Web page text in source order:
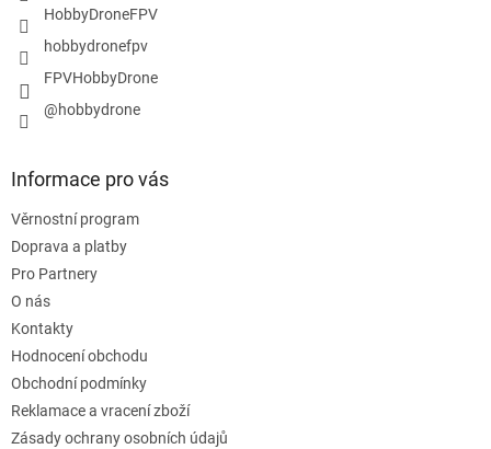
HobbyDroneFPV
hobbydronefpv
FPVHobbyDrone
@hobbydrone
Informace pro vás
Věrnostní program
Doprava a platby
Pro Partnery
O nás
Kontakty
Hodnocení obchodu
Obchodní podmínky
Reklamace a vracení zboží
Zásady ochrany osobních údajů